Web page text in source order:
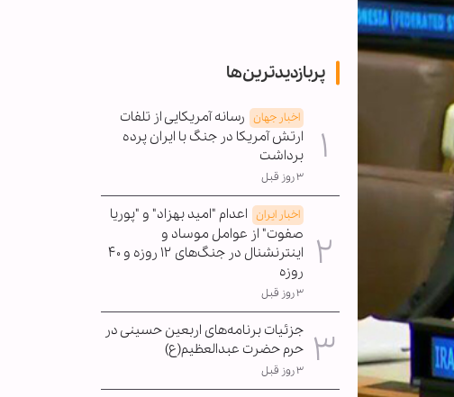
پربازدیدترین‌ها
اخبار جهان رسانه آمریکایی از تلفات
ارتش آمریکا در جنگ با ایران پرده
برداشت
۳ روز قبل
اخبار ایران اعدام "امید بهزاد" و "پوریا
صفوت" از عوامل موساد و
اینترنشنال در جنگ‌های ۱۲ روزه و ۴۰
روزه
۳ روز قبل
جزئیات برنامه‌های اربعین حسینی در
حرم حضرت عبدالعظیم(ع)
۳ روز قبل